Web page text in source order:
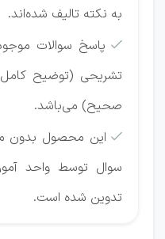
به نکته تالیف شده‌اند.
 پاسخ سوالات
تشریحی (توضیح
صحیح) می‌باشد.
 این محصول بدون
سوال توسط واحد
تدوین شده است.